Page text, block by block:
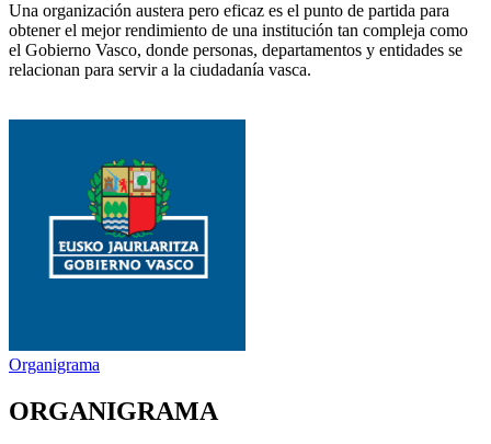
Una organización austera pero eficaz es el punto de partida para
obtener el mejor rendimiento de una institución tan compleja como
el Gobierno Vasco, donde personas, departamentos y entidades se
relacionan para servir a la ciudadanía vasca.
Organigrama
ORGANIGRAMA